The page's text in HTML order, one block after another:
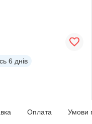
6 днів
Оплата Умови